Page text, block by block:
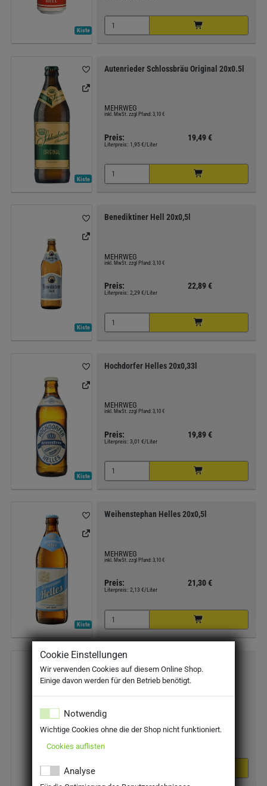
Kiste
Kiste
Autenrieder Schlossbräu Original 20x0.5l
MEHRWEG
inkl. MwSt. zzgl Pfand: 3,10 €
Preis: 19,49 €
Literpreis: 1,95 €/Liter
Kiste
Benediktiner Hell 20x0,5l
MEHRWEG
inkl. MwSt. zzgl Pfand: 3,10 €
Preis: 22,89 €
Literpreis: 2,29 €/Liter
Kiste
Hochdorfer Helles 20x0,33l
MEHRWEG
inkl. MwSt. zzgl Pfand: 3,10 €
Preis: 19,89 €
Literpreis: 3,01 €/Liter
Kiste
Weihenstephan Helles 20x0,5l
MEHRWEG
inkl. MwSt. zzgl Pfand: 3,10 €
Preis: 21,30 €
Literpreis: 2,13 €/Liter
Kiste
Tiger Beer Original 24x0,33l
Preis: 28,69 €
Cookie Einstellungen
Wir verwenden Cookies auf diesem Online Shop.
Einige davon werden für den Betrieb benötigt.
Notwendig
Wichtige Cookies ohne die der Shop nicht funktioniert.
Cookies auflisten
Analyse